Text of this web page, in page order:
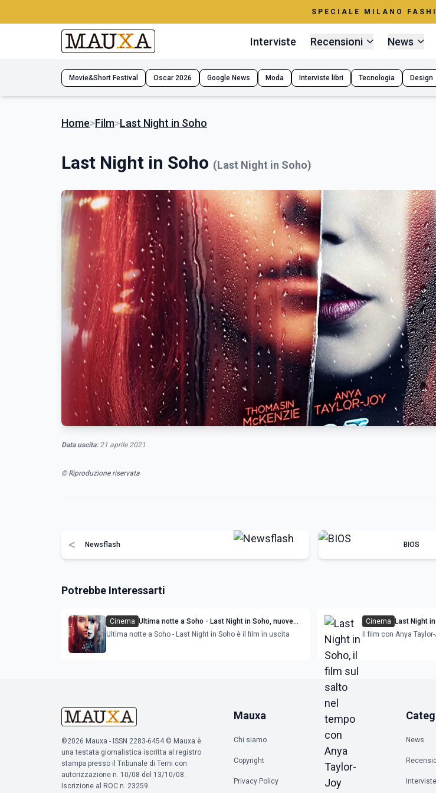
SPECIALE MILANO
Interviste Recensioni News
Movie&Short Festival Oscar 2026 Google News Moda Interviste libri Tecnologia Design
Home>Film>Last Night in Soho
Last Night in Soho (Last Night in Soho)
Data uscita:21 aprile 2021
© Riproduzione riservata
< Newsflash BIOS
Potrebbe Interessarti
Cinema Ultima notte a Soho - Last Night in Soho, nuove
immagini del film horror con Anya Taylor-Joy
Ultima notte a Soho - Last Night in Soho è il film in uscita
Cinema
Last Night
Anya
Il film con Anya
©2026 Mauxa - ISSN 2283-6454 © Mauxa è
una testata giornalistica iscritta al registro
stampa presso il Tribunale di Terni con
autorizzazione n. 10/08 del 13/10/08.
Iscrizione al ROC n. 23259.
Mauxa
Chi siamo
Copyright
Privacy Policy
News
Interviste